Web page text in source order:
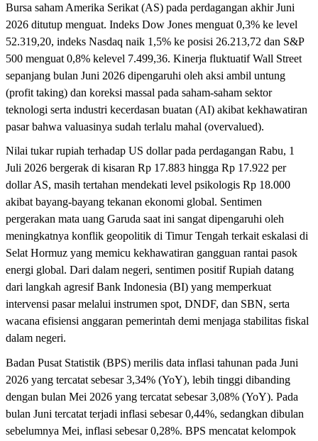
Bursa saham Amerika Serikat (AS) pada perdagangan akhir Juni
2026 ditutup menguat. Indeks Dow Jones menguat 0,3% ke level
52.319,20, indeks Nasdaq naik 1,5% ke posisi 26.213,72 dan S&P
500 menguat 0,8% kelevel 7.499,36. Kinerja fluktuatif Wall Street
sepanjang bulan Juni 2026 dipengaruhi oleh aksi ambil untung
(profit taking) dan koreksi massal pada saham-saham sektor
teknologi serta industri kecerdasan buatan (AI) akibat kekhawatiran
pasar bahwa valuasinya sudah terlalu mahal (overvalued).
Nilai tukar rupiah terhadap US dollar pada perdagangan Rabu, 1
Juli 2026 bergerak di kisaran Rp 17.883 hingga Rp 17.922 per
dollar AS, masih tertahan mendekati level psikologis Rp 18.000
akibat bayang-bayang tekanan ekonomi global. Sentimen
pergerakan mata uang Garuda saat ini sangat dipengaruhi oleh
meningkatnya konflik geopolitik di Timur Tengah terkait eskalasi di
Selat Hormuz yang memicu kekhawatiran gangguan rantai pasok
energi global. Dari dalam negeri, sentimen positif Rupiah datang
dari langkah agresif Bank Indonesia (BI) yang memperkuat
intervensi pasar melalui instrumen spot, DNDF, dan SBN, serta
wacana efisiensi anggaran pemerintah demi menjaga stabilitas fiskal
dalam negeri.
Badan Pusat Statistik (BPS) merilis data inflasi tahunan pada Juni
2026 yang tercatat sebesar 3,34% (YoY), lebih tinggi dibanding
dengan bulan Mei 2026 yang tercatat sebesar 3,08% (YoY). Pada
bulan Juni tercatat terjadi inflasi sebesar 0,44%, sedangkan dibulan
sebelumnya Mei, inflasi sebesar 0,28%. BPS mencatat kelompok